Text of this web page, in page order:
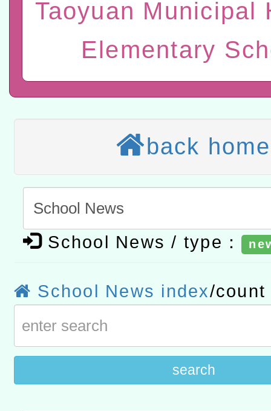
研究院辦理「115年表揚
位及節水達人選拔活動」
115年8月22日(星期六)辦
市孔廟祈福系列活動—儒
2026年桃園地景藝術節教
結果公告(無人報名，續辦
適應運動共學行動站研習
本館辦理115年度閱讀磐
讀推動專業研習
程
A3數位素養講師名單
t」
有關大陸委員會函釋公務
赴陸應申請許可一案
轉知經濟部水利署委託財
位及節水達人選拔活動」
市孔廟祈福系列活動—儒
2026年桃園地景藝術節教
Taoyuan Municipal
Elementary
back home
School News / type：
School News index/count
search